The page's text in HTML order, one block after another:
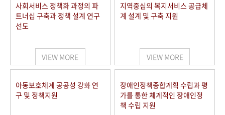
사회서비스 정책화 과정의 파
트너십 구축과 정책 설계 연구
선도
VIEW MORE
지역중심의 복지서비스 공급체
계 설계 및 구축 지원
VIEW MORE
아동보호체계 공공성 강화 연
구 및 정책지원
장애인정책종합계획 수립과 평
가를 통한 체계적인 장애인정
책 수립 지원